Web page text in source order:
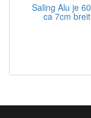
Saling Alu je
ca 7cm